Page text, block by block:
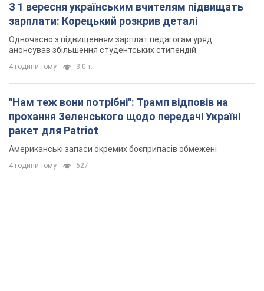
З 1 вересня українським вчителям підвищать
зарплати: Корецький розкрив деталі
Одночасно з підвищенням зарплат педагогам уряд
анонсував збільшення студентських стипендій
4 години тому 3,0 т.
"Нам теж вони потрібні": Трамп відповів на
прохання Зеленського щодо передачі Україні
ракет для Patriot
Американські запаси окремих боєприпасів обмежені
4 години тому 627